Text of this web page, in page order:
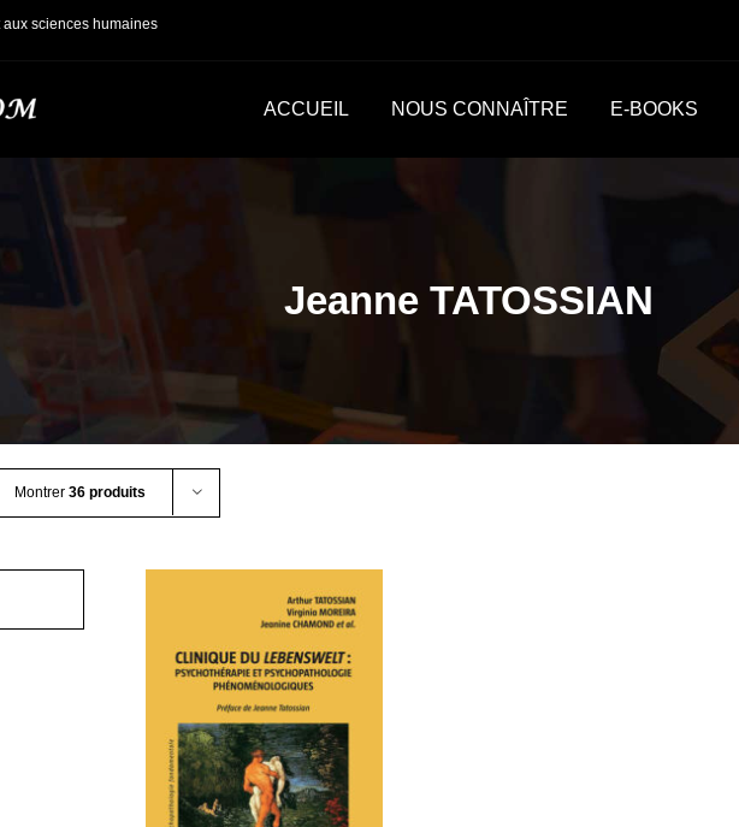
sciences humaines
ACCUEIL NOUS CONNAÎTRE E-BOOKS
Jeanne TATOSSIAN
Montrer 36 produits
CLINIQUE DU
LEBENSWELT :
PSYCHOTHÉRAPIE
ET
PSYCHOPATHOLOGIE
PHÉNOMÉNOLOGIQUES